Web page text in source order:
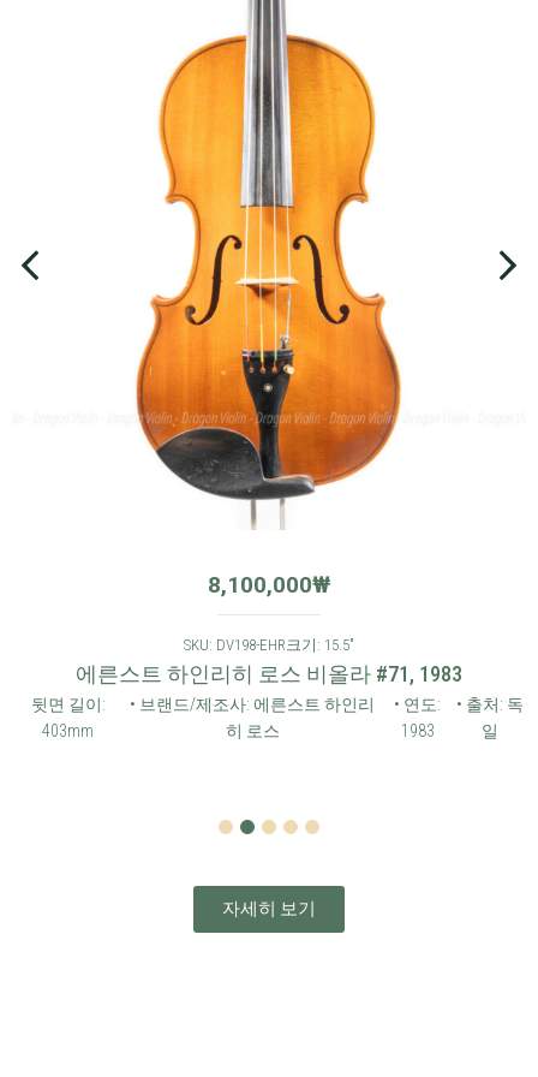
8,100,000₩
SKU: DV198-EHR 크기: 15.5"
에른스트 하인리히 로스 비올라 #71, 1983
뒷면 길이:
403mm
• 브랜드/제조사: 에른스트 하인리
히 로스
• 연도:
1983
• 출처: 독
일
4 5
자세히 보기